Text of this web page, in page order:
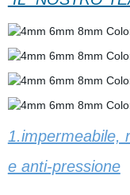
1.impermeabile,
e anti-pressione